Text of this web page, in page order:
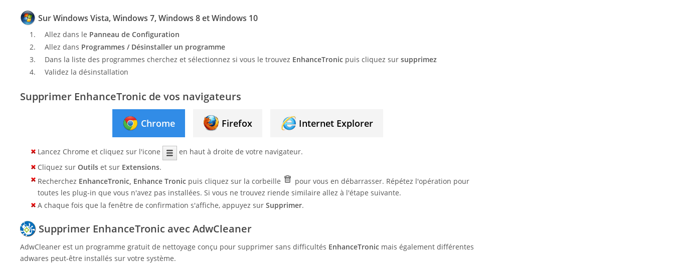
Sur Windows Vista, Windows 7, Windows 8 et Windows 10
Allez dans le Panneau de Configuration
Allez dans Programmes / Désinstaller un programme
Dans la liste des programmes cherchez et sélectionnez si vous le trouvez EnhanceTronic puis cliquez sur supprimez
Validez la désinstallation
Supprimer EnhanceTronic de vos navigateurs
Chrome Firefox Internet Explorer
Lancez Chrome et cliquez sur l'icone
en haut à droite de votre navigateur.
Cliquez sur Outils et sur Extensions.
Recherchez EnhanceTronic, Enhance Tronic puis cliquez sur la corbeille
pour vous en débarrasser. Répétez l'opération pour
toutes les plug-in que vous n'avez pas installées. Si vous ne trouvez riende similaire allez à l'étape suivante.
A chaque fois que la fenêtre de confirmation s'affiche, appuyez sur Supprimer.
Supprimer EnhanceTronic avec AdwCleaner
AdwCleaner est un programme gratuit de nettoyage conçu pour supprimer sans difficultés EnhanceTronic mais également différentes
adwares peut-être installés sur votre système.